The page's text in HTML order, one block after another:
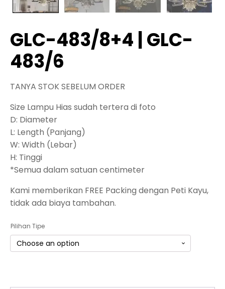
GLC-483/8+4 | GLC-
483/6
TANYA STOK SEBELUM ORDER
Size Lampu Hias sudah tertera di foto
D: Diameter
L: Length (Panjang)
W: Width (Lebar)
H: Tinggi
*Semua dalam satuan centimeter
Kami memberikan FREE Packing dengan Peti Kayu,
tidak ada biaya tambahan.
Pilihan Tipe